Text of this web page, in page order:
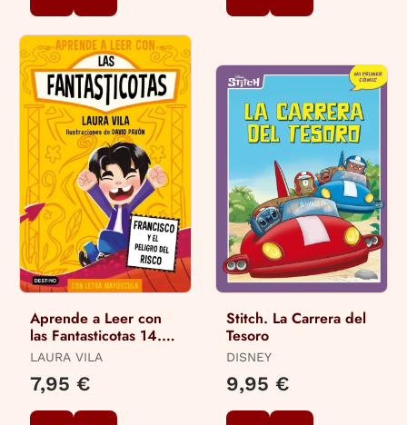
Aprende a Leer con
las Fantasticotas 14.
Francisco y el Peligro
LAURA VILA
7,95 €
Stitch. La Carrera del
Tesoro
DISNEY
9,95 €